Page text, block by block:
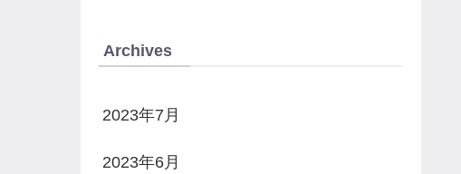
Archives
2023年7月
2023年6月